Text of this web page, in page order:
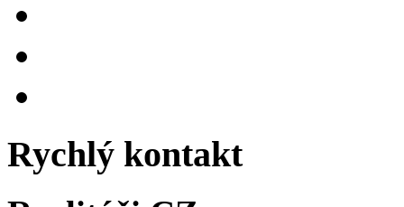
Rychlý kontakt